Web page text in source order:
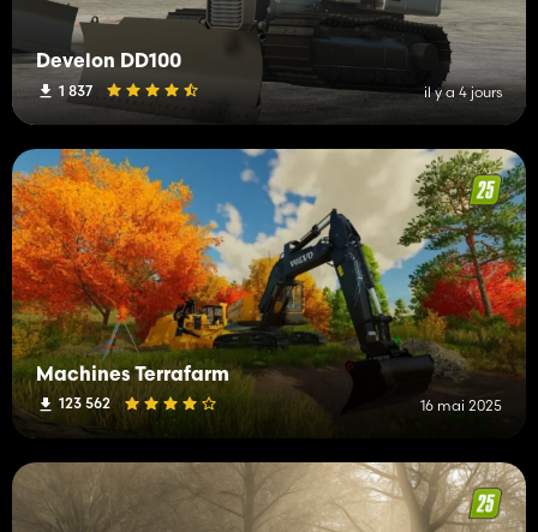
Develon DD100
1 837 il y a 4 jours
Machines Terrafarm
123 562 16 mai 2025